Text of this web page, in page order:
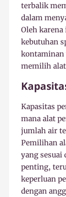
terbalik
dalam
Oleh
kebutuhan
kontaminan
memilih
Kapasitas
mana alat
jumlah air
Pemilihan
yang sesuai
penting,
keperluan
dengan